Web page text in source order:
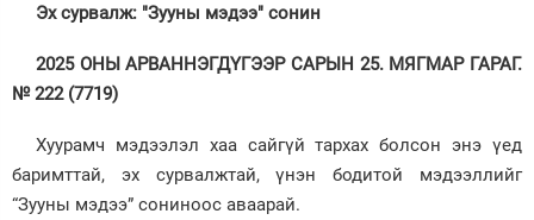
Эх сурвалж: "Зууны мэдээ" сонин
2025 ОНЫ АРВАННЭГДҮГЭЭР САРЫН 25. МЯГМАР ГАРАГ.
№ 222 (7719)
Хуурамч мэдээлэл хаа сайгүй тархах болсон энэ үед
баримттай, эх сурвалжтай, үнэн бодитой мэдээллийг
“Зууны мэдээ” сониноос аваарай.